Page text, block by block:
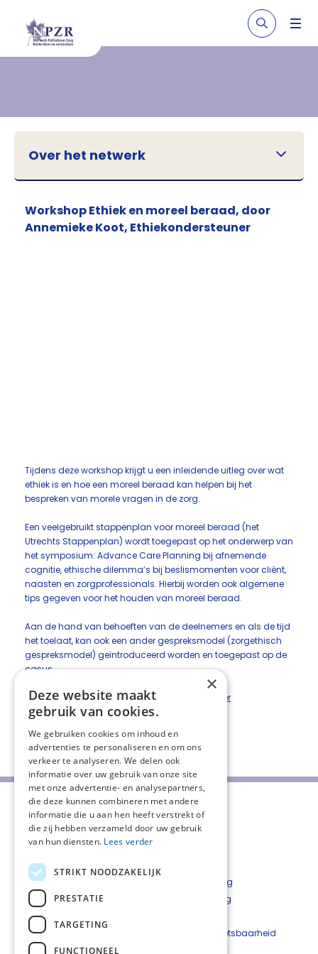
Over het netwerk
Workshop Ethiek en moreel beraad, door
Annemieke Koot, Ethiekondersteuner
Tijdens deze workshop krijgt u een inleidende uitleg over wat
ethiek is en hoe een moreel beraad kan helpen bij het
bespreken van morele vragen in de zorg.
Een veelgebruikt stappenplan voor moreel beraad (het
Utrechts Stappenplan) wordt toegepast op het onderwerp van
het symposium: Advance Care Planning bij afnemende
cognitie, ethische dilemma’s bij beslismomenten voor cliënt,
naasten en zorgprofessionals. Hierbij worden ook algemene
tips gegeven voor het houden van moreel beraad.
Aan de hand van behoeften van de deelnemers en als de tijd
het toelaat, kan ook een ander gespreksmodel (zorgethisch
gespreksmodel) geïntroduceerd worden en toegepast op de
casus.
Via deze link gaat u naar het aanmeldformulier
Deel deze pagina:
Over ons
CPT Rotterdam en omstreken
Aanmelden nieuwsbrief
Nieuwsarchief
Vacatures
Privacyverklaring
Cookieverklaring
Beveiligingskwetsbaarheid
×
Deze website maakt
gebruik van cookies.
We gebruiken cookies om inhoud en
advertenties te personaliseren en om ons
verkeer te analyseren. We delen ook
informatie over uw gebruik van onze site
met onze advertentie- en analysepartners,
die deze kunnen combineren met andere
informatie die u aan hen heeft verstrekt of
die zij hebben verzameld door uw gebruik
van hun diensten. Lees verder
STRIKT NOODZAKELIJK
PRESTATIE
TARGETING
FUNCTIONEEL